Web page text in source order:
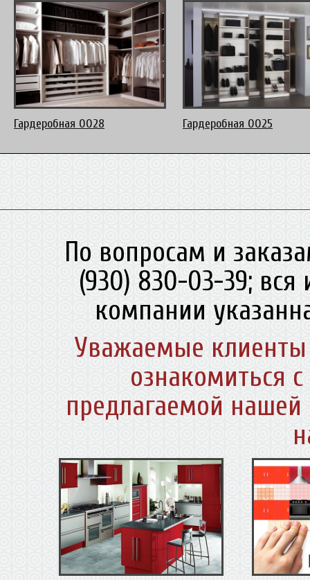
Гардеробная 0028 Гардеробная 0025
По вопросам и
(930) 830-03-39;
компании
Уважаемые
ознакомиться
предлагаемой